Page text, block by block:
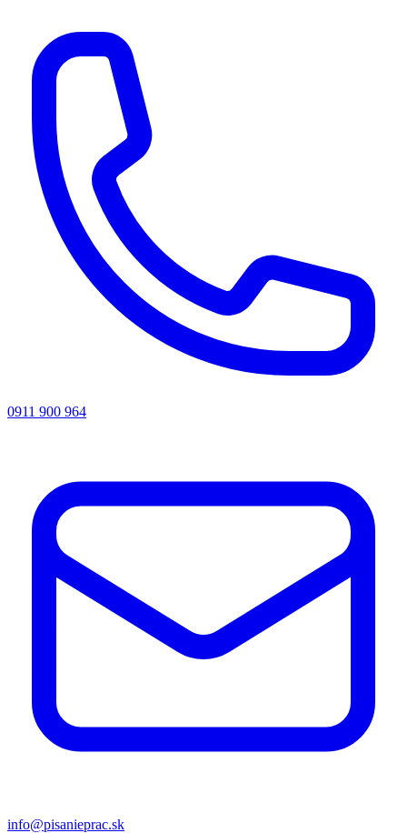
0911 900 964
info@pisanieprac.sk